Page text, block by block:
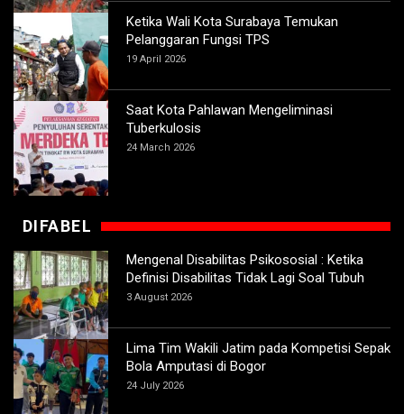
Ketika Wali Kota Surabaya Temukan
Pelanggaran Fungsi TPS
19 April 2026
Saat Kota Pahlawan Mengeliminasi
Tuberkulosis
24 March 2026
DIFABEL
Mengenal Disabilitas Psikososial : Ketika
Definisi Disabilitas Tidak Lagi Soal Tubuh
3 August 2026
Lima Tim Wakili Jatim pada Kompetisi Sepak
Bola Amputasi di Bogor
24 July 2026